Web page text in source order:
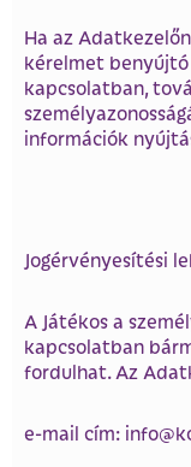
Ha az
kérelmet
kapcsolatban,
információk
Jogérvényesítési
A Játékos a
kapcsolatban
fordulhat. Az
e-mail cím: